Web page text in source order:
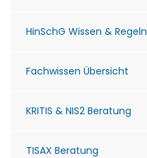
HinSchG Wissen & Regeln
Fachwissen Übersicht
KRITIS & NIS2 Beratung
TISAX Beratung